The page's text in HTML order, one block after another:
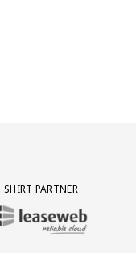
AFAS SOFTWARE
SHIRT PARTNER
ONZE SHIRT PARTNER